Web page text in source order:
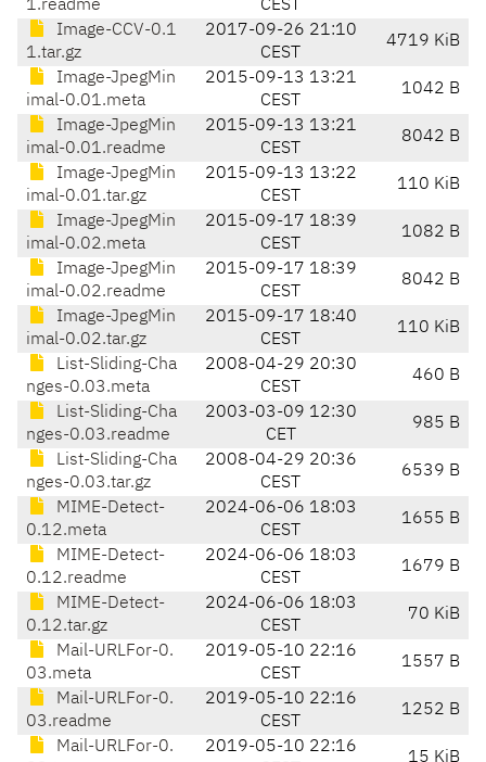
1.readme
CEST
Image-CCV-0.1
1.tar.gz
2017-09-26 21:10
CEST
4719 KiB
Image-JpegMin
imal-0.01.meta
2015-09-13 13:21
CEST
1042 B
Image-JpegMin
imal-0.01.readme
2015-09-13 13:21
CEST
8042 B
Image-JpegMin
imal-0.01.tar.gz
2015-09-13 13:22
CEST
110 KiB
Image-JpegMin
imal-0.02.meta
2015-09-17 18:39
CEST
1082 B
Image-JpegMin
imal-0.02.readme
2015-09-17 18:39
CEST
8042 B
Image-JpegMin
imal-0.02.tar.gz
2015-09-17 18:40
CEST
110 KiB
List-Sliding-Cha
nges-0.03.meta
2008-04-29 20:30
CEST
460 B
List-Sliding-Cha
nges-0.03.readme
2003-03-09 12:30
CET
985 B
List-Sliding-Cha
nges-0.03.tar.gz
2008-04-29 20:36
CEST
6539 B
MIME-Detect-
0.12.meta
2024-06-06 18:03
CEST
1655 B
MIME-Detect-
0.12.readme
2024-06-06 18:03
CEST
1679 B
MIME-Detect-
0.12.tar.gz
2024-06-06 18:03
CEST
70 KiB
Mail-URLFor-0.
03.meta
2019-05-10 22:16
CEST
1557 B
Mail-URLFor-0.
03.readme
2019-05-10 22:16
CEST
1252 B
Mail-URLFor-0.
2019-05-10 22:16
15 KiB